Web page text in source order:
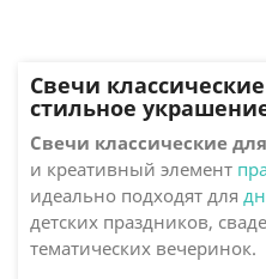
Свечи
стильное
Свечи классические
и креативный элемент
идеально подходят для
детских праздников,
тематических вечеринок.